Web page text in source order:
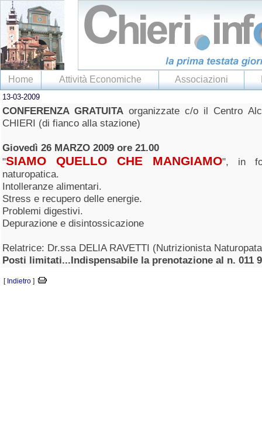
Home Attività Economiche Associazioni
13-03-2009
CONFERENZA GRATUITA organizzate c/o il Centro
CHIERI (di fianco alla stazione)
Giovedì 26 MARZO 2009 ore 21.00
"SIAMO QUELLO CHE MANGIAMO", in
naturopatica.
Intolleranze alimentari.
Stress e recupero delle energie.
Problemi digestivi.
Depurazione e disintossicazione
Relatrice: Dr.ssa DELIA RAVETTI (Nutrizionista
Posti limitati...Indispensabile la prenotazione al n. 011
[ Indietro ]